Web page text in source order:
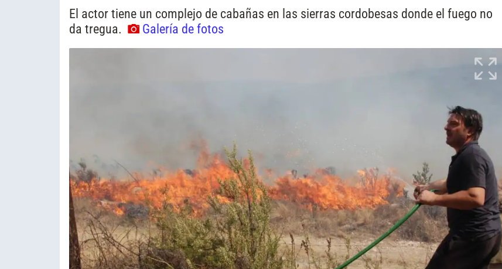
El actor tiene un complejo de cabañas en las sierras cordobesas donde el fuego no
da tregua.
Galería de fotos